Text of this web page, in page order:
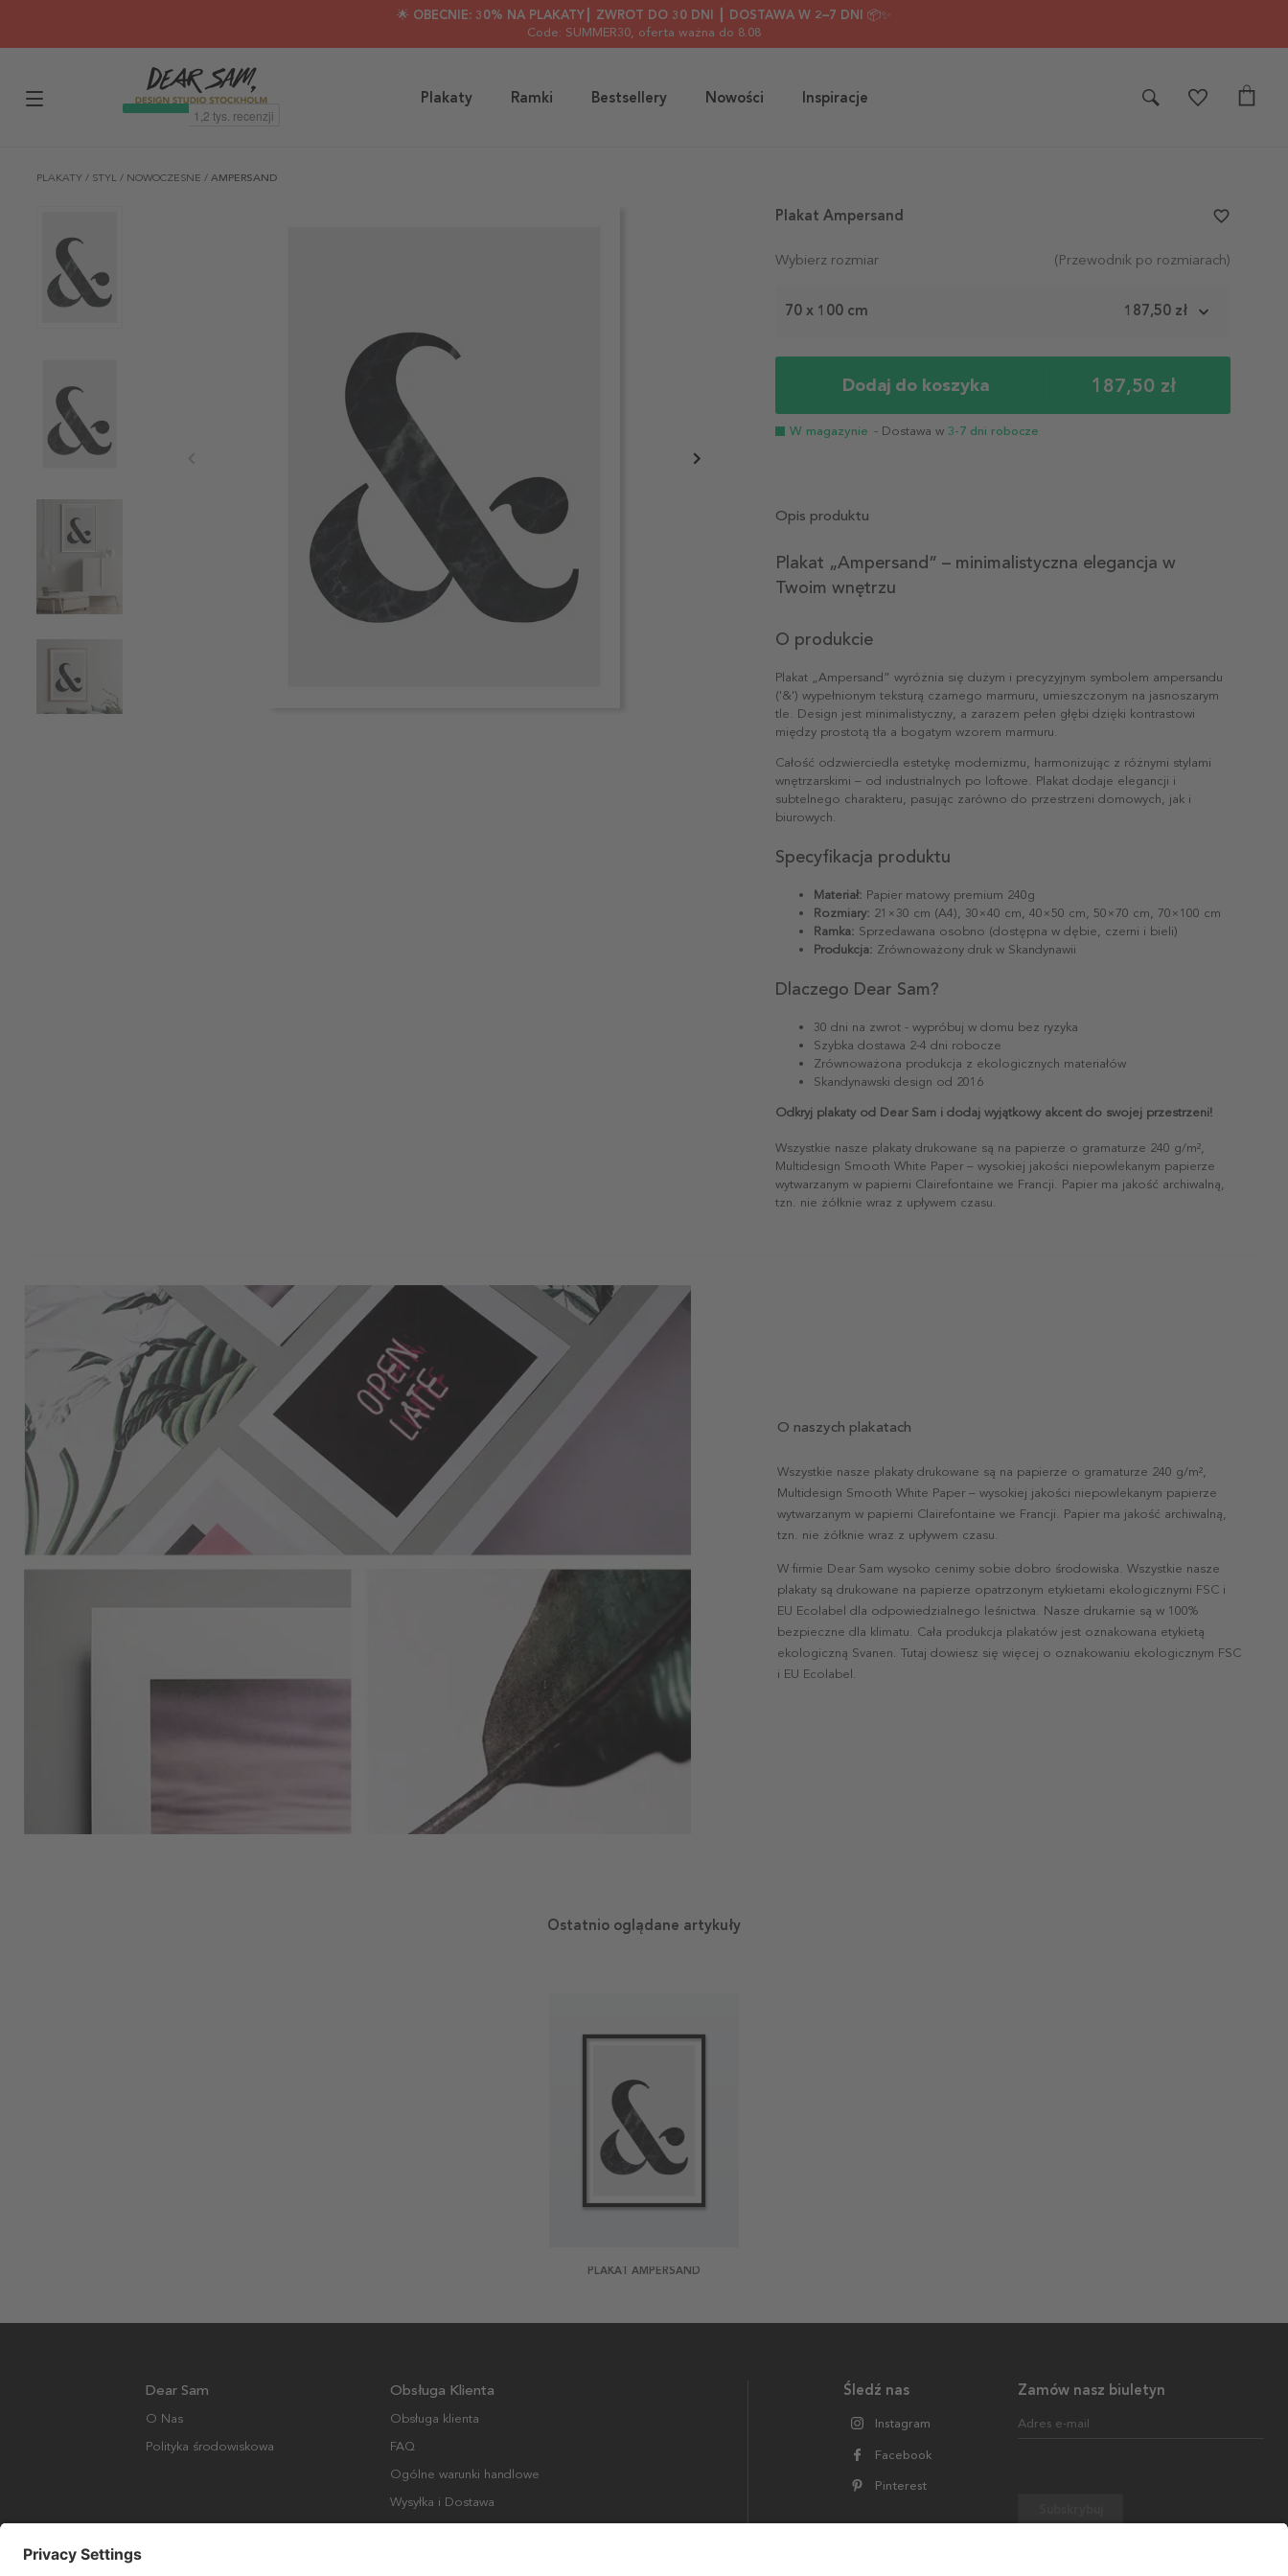
🌟 OBECNIE: 30% NA PLAKATY┃ ZWROT DO 30 DNI ┃ DOSTAWA W 2–7 DNI 📦✨
Code: SUMMER30, oferta ważna do 8.08
Plakaty Ramki Bestsellery Nowości Inspiracje
PLAKATY / STYL / NOWOCZESNE / AMPERSAND
Wybierz rozmiar (Przewodnik po rozmiarach)
70 x 100 cm 187,50 zł
Dodaj do koszyka 187,50 zł
W magazynie - Dostawa w 3-7 dni robocze
Plakat Ampersand favorite_border
Opis produktu
Plakat „Ampersand” – minimalistyczna elegancja w
Twoim wnętrzu
O produkcie
Plakat „Ampersand” wyróżnia się dużym i precyzyjnym symbolem ampersandu
('&') wypełnionym teksturą czarnego marmuru, umieszczonym na jasnoszarym
tle. Design jest minimalistyczny, a zarazem pełen głębi dzięki kontrastowi
między prostotą tła a bogatym wzorem marmuru.
Całość odzwierciedla estetykę modernizmu, harmonizując z różnymi stylami
wnętrzarskimi – od industrialnych po loftowe. Plakat dodaje elegancji i
subtelnego charakteru, pasując zarówno do przestrzeni domowych, jak i
biurowych.
Specyfikacja produktu
Materiał: Papier matowy premium 240g
Rozmiary: 21×30 cm (A4), 30×40 cm, 40×50 cm, 50×70 cm, 70×100 cm
Ramka: Sprzedawana osobno (dostępna w dębie, czerni i bieli)
Produkcja: Zrównoważony druk w Skandynawii
Dlaczego Dear Sam?
30 dni na zwrot - wypróbuj w domu bez ryzyka
Szybka dostawa 2-4 dni robocze
Zrównoważona produkcja z ekologicznych materiałów
Skandynawski design od 2016
Odkryj plakaty od Dear Sam i dodaj wyjątkowy akcent do swojej przestrzeni!
Wszystkie nasze plakaty drukowane są na papierze o gramaturze 240 g/m²,
Multidesign Smooth White Paper – wysokiej jakości niepowlekanym papierze
wytwarzanym w papierni Clairefontaine we Francji. Papier ma jakość archiwalną,
tzn. nie żółknie wraz z upływem czasu.
O naszych plakatach
Wszystkie nasze plakaty drukowane są na papierze o gramaturze 240 g/m²,
Multidesign Smooth White Paper – wysokiej jakości niepowlekanym papierze
wytwarzanym w papierni Clairefontaine we Francji. Papier ma jakość archiwalną,
tzn. nie żółknie wraz z upływem czasu.
W firmie Dear Sam wysoko cenimy sobie dobro środowiska. Wszystkie nasze
plakaty są drukowane na papierze opatrzonym etykietami ekologicznymi FSC i
EU Ecolabel dla odpowiedzialnego leśnictwa. Nasze drukarnie są w 100%
bezpieczne dla klimatu. Cała produkcja plakatów jest oznakowana etykietą
ekologiczną Svanen. Tutaj dowiesz się więcej o oznakowaniu ekologicznym FSC
i EU Ecolabel.
Ostatnio oglądane artykuły
PLAKAT AMPERSAND
Zamów nasz biuletyn
Adres e-mail
Śledź nas
Instagram
Facebook
Pinterest
Dear Sam
O Nas
Polityka środowiskowa
Obsługa Klienta
Obsługa klienta
FAQ
Ogólne warunki handlowe
Wysyłka i Dostawa